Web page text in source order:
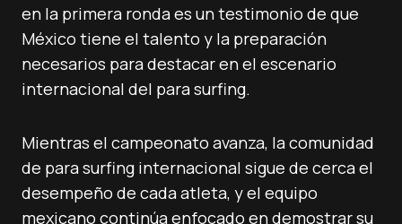
en la primera ronda es un testimonio de que
México tiene el talento y la preparación
necesarios para destacar en el escenario
internacional del para surfing.
Mientras el campeonato avanza, la comunidad
de para surfing internacional sigue de cerca el
desempeño de cada atleta, y el equipo
mexicano continúa enfocado en demostrar su